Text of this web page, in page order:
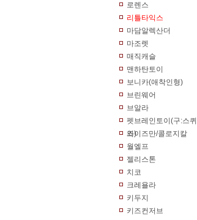
로렌스
리틀타익스
마담알렉산더
마조렛
매직캐슬
맨하탄토이
보니카(애착인형)
브린웨어
브알라
펫브레인토이(구:스퀴
즈)
와이즈만/콜로지칼
월엘프
젤리스톤
치코
크레욜라
키두지
키즈컨저브